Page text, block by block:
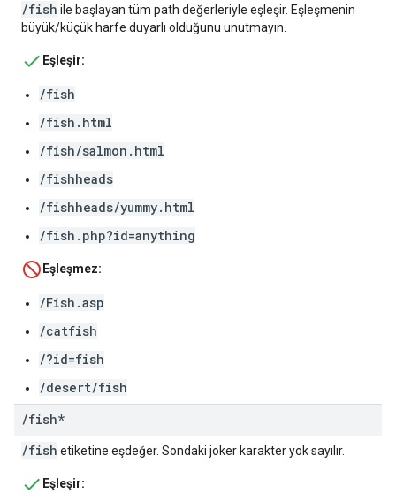
/fish ile başlayan tüm path değerleriyle eşleşir. Eşleşmenin
büyük/küçük harfe duyarlı olduğunu unutmayın.
Eşleşir:
/fish
/fish.html
/fish/salmon.html
/fishheads
/fishheads/yummy.html
/fish.php?id=anything
Eşleşmez:
/Fish.asp
/catfish
/?id=fish
/desert/fish
/fish*
/fish etiketine eşdeğer. Sondaki joker karakter yok sayılır.
Eşleşir: